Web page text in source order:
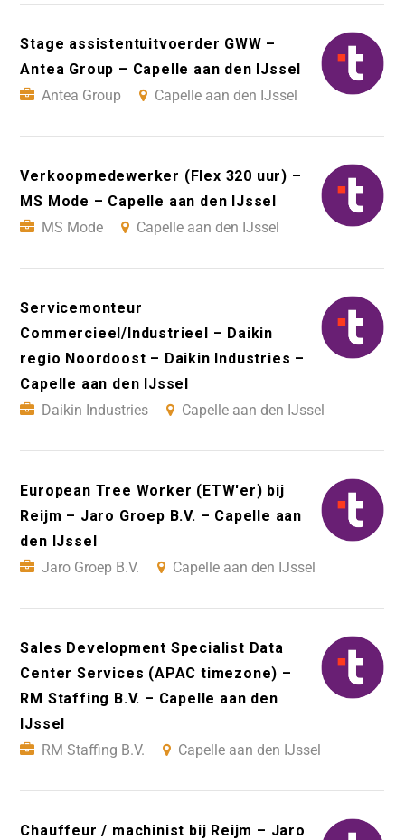
Stage assistentuitvoerder GWW –
Antea Group – Capelle aan den IJssel
Antea Group
Capelle aan den IJssel
Verkoopmedewerker (Flex 320 uur) –
MS Mode – Capelle aan den IJssel
MS Mode
Capelle aan den IJssel
Servicemonteur
Commercieel/Industrieel – Daikin
regio Noordoost – Daikin Industries –
Capelle aan den IJssel
Daikin Industries
Capelle aan den IJssel
European Tree Worker (ETW'er) bij
Reijm – Jaro Groep B.V. – Capelle aan
den IJssel
Jaro Groep B.V.
Capelle aan den IJssel
Sales Development Specialist Data
Center Services (APAC timezone) –
RM Staffing B.V. – Capelle aan den
IJssel
RM Staffing B.V.
Capelle aan den IJssel
Chauffeur / machinist bij Reijm – Jaro